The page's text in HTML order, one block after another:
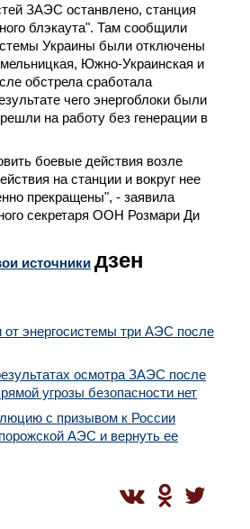
ЗАЭС останвлено, станция
блэкаута". Там сообщили
Украины были отключены
Южно-Украинская и
обстрела сработала
чего энергоблоки были
на работу без генерации в
боевые действия возле
на станции и вокруг нее
прекращены", - заявила
секретаря ООН Розмари Ди
источники дзен
энергосистемы три АЭС после
осмотра ЗАЭС после
угрозы безопасности нет
с призывом к России
АЭС и вернуть ее